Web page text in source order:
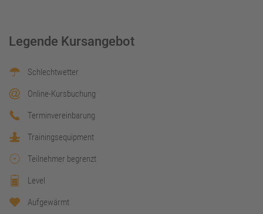
Legende Kursangebot
Schlechtwetter
Online-Kursbuchung
Terminvereinbarung
Trainingsequipment
Teilnehmer begrenzt
Level
Aufgewärmt